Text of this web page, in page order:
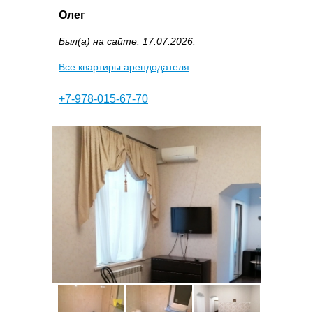
Олег
Был(а) на сайте: 17.07.2026.
Все квартиры арендодателя
+7-978-015-67-70